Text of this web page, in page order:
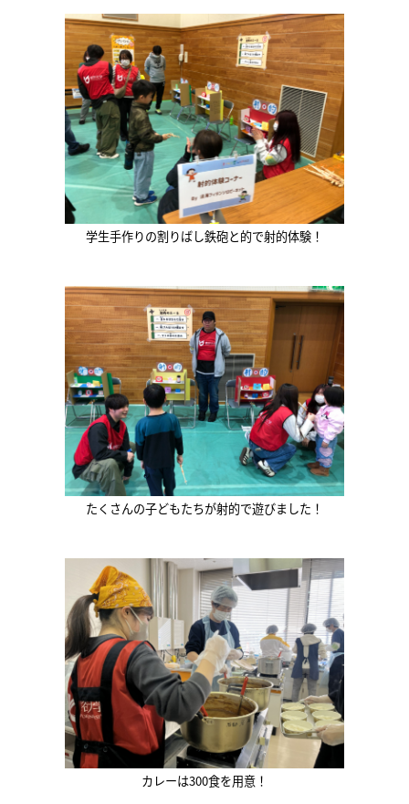
学生手作りの割りばし鉄砲と的で射的体験！
たくさんの子どもたちが射的で遊びました！
カレーは300食を用意！